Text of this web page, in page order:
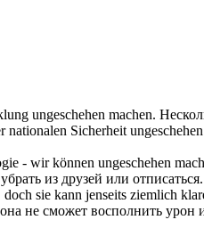
ungeschehen machen.
nationalen Sicherheit ungeschehen
- wir können ungeschehen
из друзей или отписаться.
sie kann jenseits ziemlich
не сможет восполнить